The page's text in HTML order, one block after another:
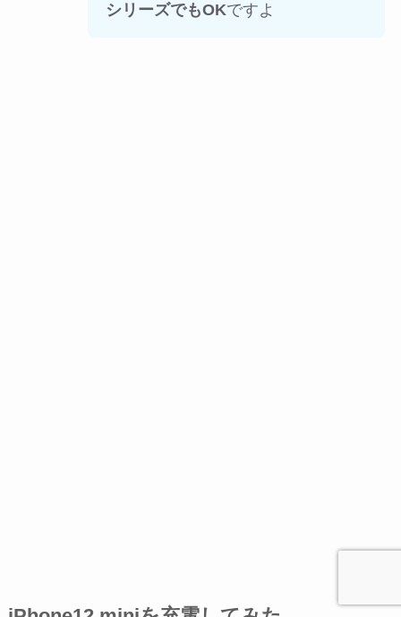
シリーズでもOKですよ